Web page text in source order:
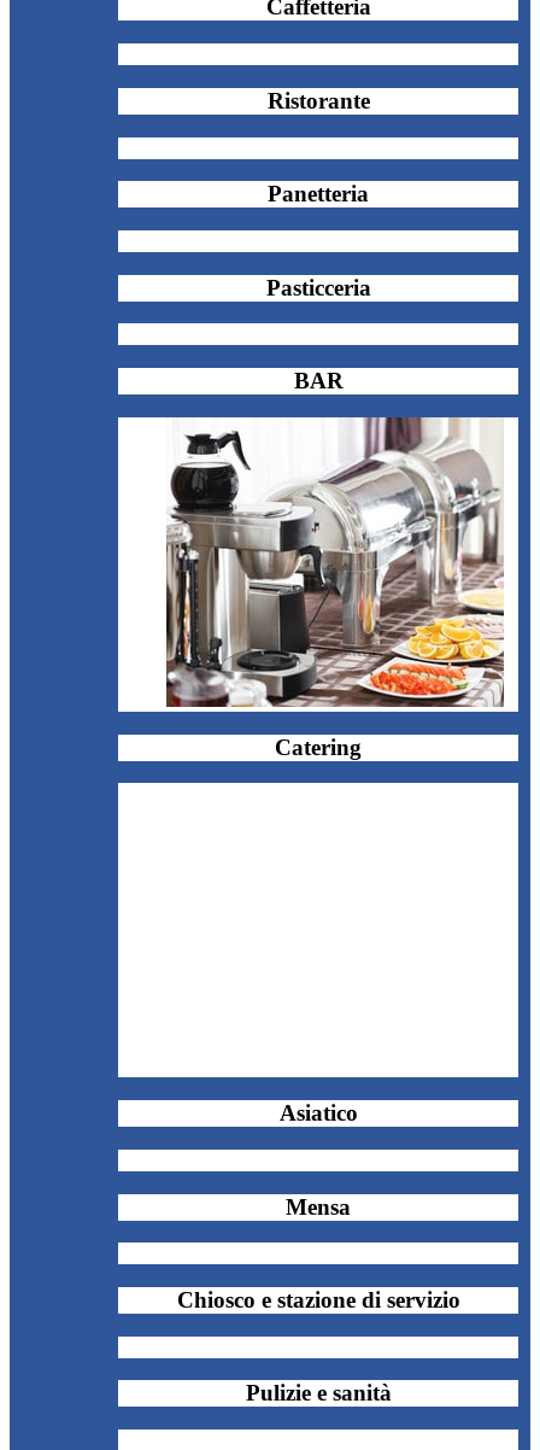
Caffetteria
Ristorante
Panetteria
Pasticceria
BAR
Catering
Asiatico
Mensa
Chiosco e stazione di servizio
Pulizie e sanità